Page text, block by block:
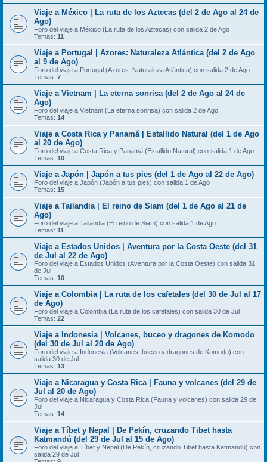
Viaje a México | La ruta de los Aztecas (del 2 de Ago al 24 de
Ago)
Foro del viaje a México (La ruta de los Aztecas) con salida 2 de Ago
Temas: 11
Viaje a Portugal | Azores: Naturaleza Atlántica (del 2 de Ago
al 9 de Ago)
Foro del viaje a Portugal (Azores: Naturaleza Atlántica) con salida 2 de Ago
Temas: 7
Viaje a Vietnam | La eterna sonrisa (del 2 de Ago al 24 de
Ago)
Foro del viaje a Vietnam (La eterna sonrisa) con salida 2 de Ago
Temas: 14
Viaje a Costa Rica y Panamá | Estallido Natural (del 1 de Ago
al 20 de Ago)
Foro del viaje a Costa Rica y Panamá (Estallido Natural) con salida 1 de Ago
Temas: 10
Viaje a Japón | Japón a tus pies (del 1 de Ago al 22 de Ago)
Foro del viaje a Japón (Japón a tus pies) con salida 1 de Ago
Temas: 15
Viaje a Tailandia | El reino de Siam (del 1 de Ago al 21 de
Ago)
Foro del viaje a Tailandia (El reino de Siam) con salida 1 de Ago
Temas: 11
Viaje a Estados Unidos | Aventura por la Costa Oeste (del 31
de Jul al 22 de Ago)
Foro del viaje a Estados Unidos (Aventura por la Costa Oeste) con salida 31
de Jul
Temas: 10
Viaje a Colombia | La ruta de los cafetales (del 30 de Jul al 17
de Ago)
Foro del viaje a Colombia (La ruta de los cafetales) con salida 30 de Jul
Temas: 22
Viaje a Indonesia | Volcanes, buceo y dragones de Komodo
(del 30 de Jul al 20 de Ago)
Foro del viaje a Indonesia (Volcanes, buceo y dragones de Komodo) con
salida 30 de Jul
Temas: 13
Viaje a Nicaragua y Costa Rica | Fauna y volcanes (del 29 de
Jul al 20 de Ago)
Foro del viaje a Nicaragua y Costa Rica (Fauna y volcanes) con salida 29 de
Jul
Temas: 14
Viaje a Tíbet y Nepal | De Pekín, cruzando Tibet hasta
Katmandú (del 29 de Jul al 15 de Ago)
Foro del viaje a Tíbet y Nepal (De Pekín, cruzando Tibet hasta Katmandú) con
salida 29 de Jul